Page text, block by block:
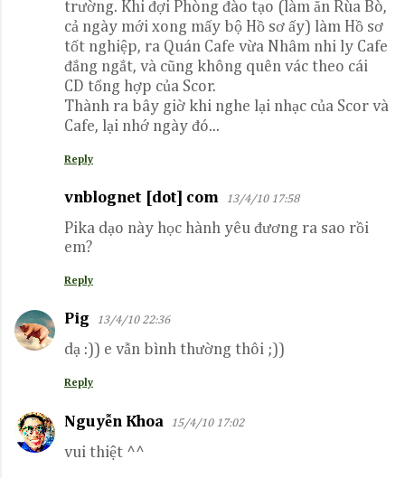
trường. Khi đợi Phòng đào tạo (làm ăn Rùa Bò,
cả ngày mới xong mấy bộ Hồ sơ ấy) làm Hồ sơ
tốt nghiệp, ra Quán Cafe vừa Nhâm nhi ly Cafe
đắng ngắt, và cũng không quên vác theo cái
CD tổng hợp của Scor.
Thành ra bây giờ khi nghe lại nhạc của Scor và
Cafe, lại nhớ ngày đó...
Reply
vnblognet [dot] com 13/4/10 17:58
Pika dạo này học hành yêu đương ra sao rồi
em?
Reply
Pig 13/4/10 22:36
dạ :)) e vẫn bình thường thôi ;))
Reply
Nguyễn Khoa 15/4/10 17:02
vui thiệt ^^